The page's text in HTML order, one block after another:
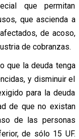
que permitan
que ascienda a
de acoso,
de cobranzas.
que la deuda tenga
y disminuir el
para la deuda
de que no existan
de las personas
de sólo 15 UF.